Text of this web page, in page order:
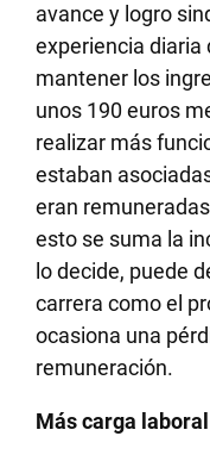
avance y logro
experiencia diaria
mantener los
unos 190 euros
realizar más
estaban
eran
esto se suma la
lo decide, puede
carrera como el
ocasiona una
remuneración.
Más carga